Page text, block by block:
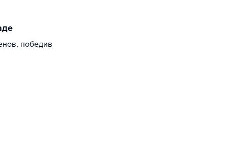
победив